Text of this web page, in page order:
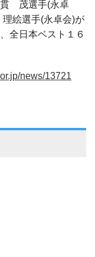
貫 茂選手(永卓
絵選手(永卓会)が
全日本ベスト１６
news/13721